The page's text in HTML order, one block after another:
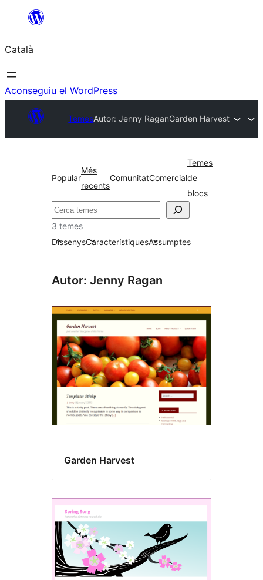
contingut
Català
Aconseguiu el WordPress
TemesAutor: Jenny RaganGarden Harvest
Popular
Més
recents
ComunitatComercial
Temes
de
blocs
Cerca
3 temes
DissenysCaracterístiquesAssumptes
Autor: Jenny Ragan
Garden Harvest